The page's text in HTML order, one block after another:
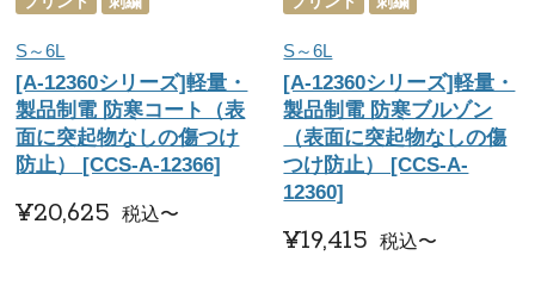
S～6L
[A-12360シリーズ]軽量・
製品制電 防寒コート（表
面に突起物なしの傷つけ
防止） [CCS-A-12366]
¥20,625 税込〜
S～6L
[A-12360シリーズ]軽量・
製品制電 防寒ブルゾン
（表面に突起物なしの傷
つけ防止） [CCS-A-
12360]
¥19,415 税込〜